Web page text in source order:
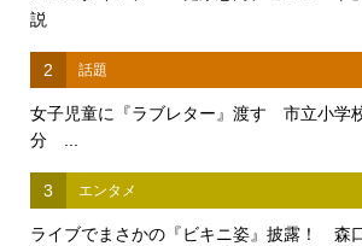
説
2 話題
女子児童に『ラブレター』渡す 市立小学
分 ...
3 エンタメ
ライブでまさかの『ビキニ姿』披露！ 森